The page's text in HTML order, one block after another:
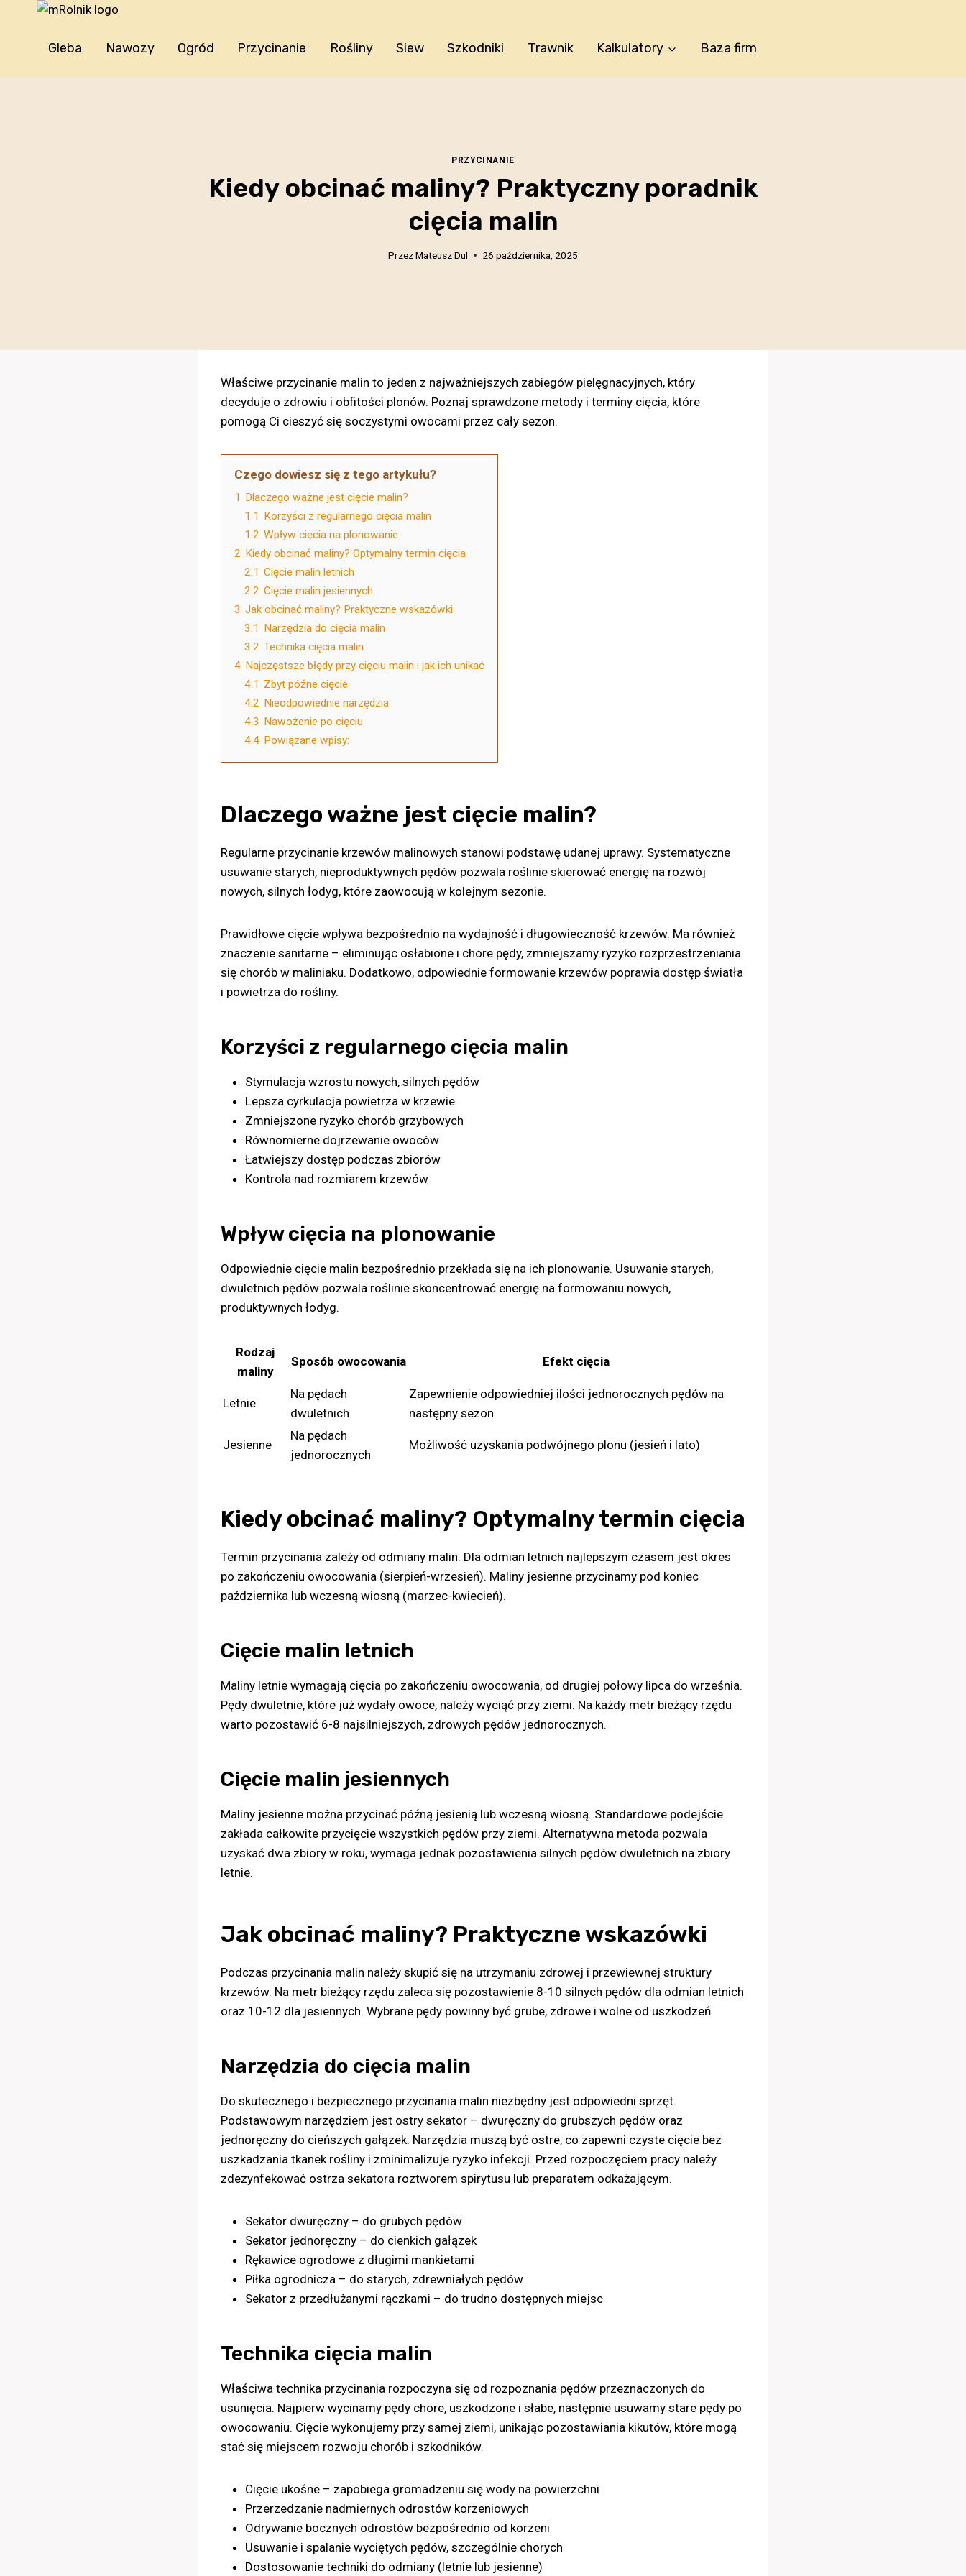
Przejdź
Gleba Nawozy Ogród Przycinanie Rośliny Siew Szkodniki Trawnik Kalkulatory Baza firm
PRZYCINANIE
Kiedy obcinać maliny? Praktyczny poradnik
cięcia malin
PrzezMateusz Dul 26 października, 2025
Właściwe przycinanie malin to jeden z najważniejszych zabiegów pielęgnacyjnych, który
decyduje o zdrowiu i obfitości plonów. Poznaj sprawdzone metody i terminy cięcia, które
pomogą Ci cieszyć się soczystymi owocami przez cały sezon.
Czego dowiesz się z tego artykułu?
1 Dlaczego ważne jest cięcie malin?
1.1 Korzyści z regularnego cięcia malin
1.2 Wpływ cięcia na plonowanie
2 Kiedy obcinać maliny? Optymalny termin cięcia
2.1 Cięcie malin letnich
2.2 Cięcie malin jesiennych
3 Jak obcinać maliny? Praktyczne wskazówki
3.1 Narzędzia do cięcia malin
3.2 Technika cięcia malin
4 Najczęstsze błędy przy cięciu malin i jak ich unikać
4.1 Zbyt późne cięcie
4.2 Nieodpowiednie narzędzia
4.3 Nawożenie po cięciu
4.4 Powiązane wpisy:
Dlaczego ważne jest cięcie malin?
Regularne przycinanie krzewów malinowych stanowi podstawę udanej uprawy. Systematyczne
usuwanie starych, nieproduktywnych pędów pozwala roślinie skierować energię na rozwój
nowych, silnych łodyg, które zaowocują w kolejnym sezonie.
Prawidłowe cięcie wpływa bezpośrednio na wydajność i długowieczność krzewów. Ma również
znaczenie sanitarne – eliminując osłabione i chore pędy, zmniejszamy ryzyko rozprzestrzeniania
się chorób w maliniaku. Dodatkowo, odpowiednie formowanie krzewów poprawia dostęp światła
i powietrza do rośliny.
Korzyści z regularnego cięcia malin
Stymulacja wzrostu nowych, silnych pędów
Lepsza cyrkulacja powietrza w krzewie
Zmniejszone ryzyko chorób grzybowych
Równomierne dojrzewanie owoców
Łatwiejszy dostęp podczas zbiorów
Kontrola nad rozmiarem krzewów
Wpływ cięcia na plonowanie
Odpowiednie cięcie malin bezpośrednio przekłada się na ich plonowanie. Usuwanie starych,
dwuletnich pędów pozwala roślinie skoncentrować energię na formowaniu nowych,
produktywnych łodyg.
Rodzaj
maliny
Sposób owocowania Efekt cięcia
Letnie
Na pędach
dwuletnich
Zapewnienie odpowiedniej ilości jednorocznych pędów na
następny sezon
Jesienne
Na pędach
jednorocznych
Możliwość uzyskania podwójnego plonu (jesień i lato)
Kiedy obcinać maliny? Optymalny termin cięcia
Termin przycinania zależy od odmiany malin. Dla odmian letnich najlepszym czasem jest okres
po zakończeniu owocowania (sierpień-wrzesień). Maliny jesienne przycinamy pod koniec
października lub wczesną wiosną (marzec-kwiecień).
Cięcie malin letnich
Maliny letnie wymagają cięcia po zakończeniu owocowania, od drugiej połowy lipca do września.
Pędy dwuletnie, które już wydały owoce, należy wyciąć przy ziemi. Na każdy metr bieżący rzędu
warto pozostawić 6-8 najsilniejszych, zdrowych pędów jednorocznych.
Cięcie malin jesiennych
Maliny jesienne można przycinać późną jesienią lub wczesną wiosną. Standardowe podejście
zakłada całkowite przycięcie wszystkich pędów przy ziemi. Alternatywna metoda pozwala
uzyskać dwa zbiory w roku, wymaga jednak pozostawienia silnych pędów dwuletnich na zbiory
letnie.
Jak obcinać maliny? Praktyczne wskazówki
Podczas przycinania malin należy skupić się na utrzymaniu zdrowej i przewiewnej struktury
krzewów. Na metr bieżący rzędu zaleca się pozostawienie 8-10 silnych pędów dla odmian letnich
oraz 10-12 dla jesiennych. Wybrane pędy powinny być grube, zdrowe i wolne od uszkodzeń.
Narzędzia do cięcia malin
Do skutecznego i bezpiecznego przycinania malin niezbędny jest odpowiedni sprzęt.
Podstawowym narzędziem jest ostry sekator – dwuręczny do grubszych pędów oraz
jednoręczny do cieńszych gałązek. Narzędzia muszą być ostre, co zapewni czyste cięcie bez
uszkadzania tkanek rośliny i zminimalizuje ryzyko infekcji. Przed rozpoczęciem pracy należy
zdezynfekować ostrza sekatora roztworem spirytusu lub preparatem odkażającym.
Sekator dwuręczny – do grubych pędów
Sekator jednoręczny – do cienkich gałązek
Rękawice ogrodowe z długimi mankietami
Piłka ogrodnicza – do starych, zdrewniałych pędów
Sekator z przedłużanymi rączkami – do trudno dostępnych miejsc
Technika cięcia malin
Właściwa technika przycinania rozpoczyna się od rozpoznania pędów przeznaczonych do
usunięcia. Najpierw wycinamy pędy chore, uszkodzone i słabe, następnie usuwamy stare pędy po
owocowaniu. Cięcie wykonujemy przy samej ziemi, unikając pozostawiania kikutów, które mogą
stać się miejscem rozwoju chorób i szkodników.
Cięcie ukośne – zapobiega gromadzeniu się wody na powierzchni
Przerzedzanie nadmiernych odrostów korzeniowych
Odrywanie bocznych odrostów bezpośrednio od korzeni
Usuwanie i spalanie wyciętych pędów, szczególnie chorych
Dostosowanie techniki do odmiany (letnie lub jesienne)